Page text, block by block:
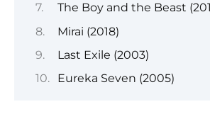
The Boy and the Beast
Mirai (2018)
Last Exile (2003)
Eureka Seven (2005)